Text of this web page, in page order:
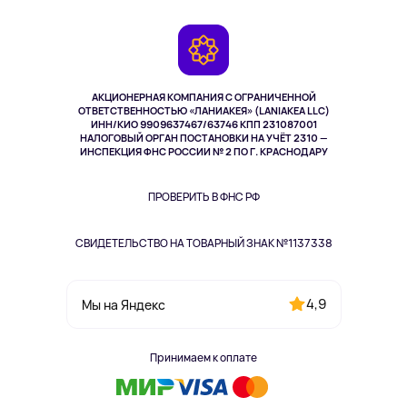
АКЦИОНЕРНАЯ КОМПАНИЯ С ОГРАНИЧЕННОЙ
ОТВЕТСТВЕННОСТЬЮ «ЛАНИАКЕЯ» (LANIAKEA LLC)
ИНН/КИО 9909637467/63746 КПП 231087001
НАЛОГОВЫЙ ОРГАН ПОСТАНОВКИ НА УЧЁТ 2310 —
ИНСПЕКЦИЯ ФНС РОССИИ № 2 ПО Г. КРАСНОДАРУ
ПРОВЕРИТЬ В ФНС РФ
СВИДЕТЕЛЬСТВО НА ТОВАРНЫЙ ЗНАК №1137338
Мы на Яндекс 4,9
Принимаем к оплате
Одежда и аксессуары